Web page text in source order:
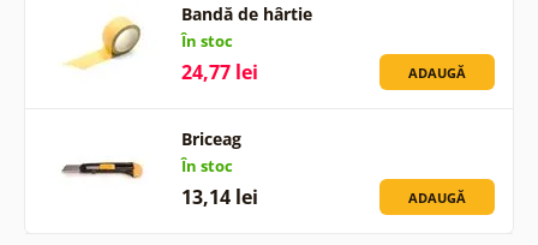
Bandă de hârtie
În stoc
24,77 lei ADAUGĂ
Briceag
În stoc
13,14 lei ADAUGĂ